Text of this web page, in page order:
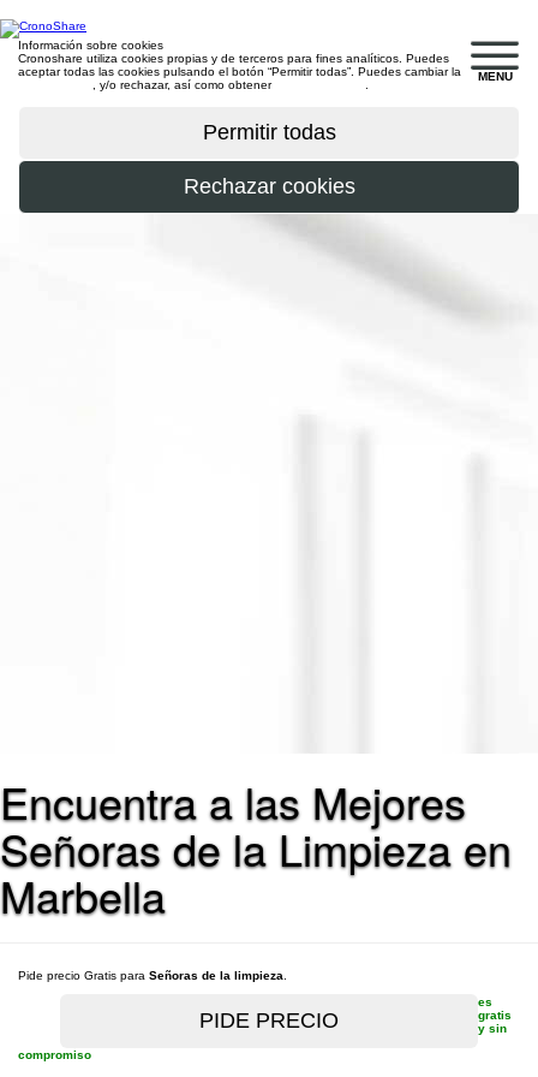
MENU
Información sobre cookies
Cronoshare utiliza cookies propias y de terceros para fines analíticos. Puedes
aceptar todas las cookies pulsando el botón “Permitir todas”. Puedes cambiar la
, y/o rechazar, así como obtener
Encuentra a las Mejores
Señoras de la Limpieza en
Marbella
Pide precio Gratis para Señoras de la limpieza
es
gratis
y sin
compromiso